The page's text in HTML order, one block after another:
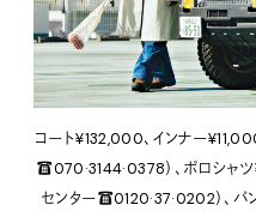
コート¥132,000、インナー
☎070·3144·0378）、ポロシャ
センター☎0120·37·0202）、パ